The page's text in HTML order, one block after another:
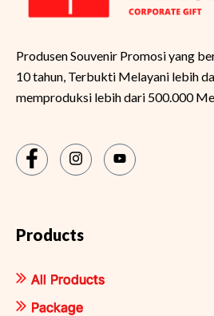
Produsen Souvenir Promosi yang
10 tahun, Terbukti Melayani lebih
memproduksi lebih dari 500.000
Products
All Products
Package